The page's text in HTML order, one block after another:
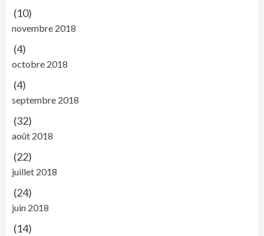
(10)
novembre 2018
(4)
octobre 2018
(4)
septembre 2018
(32)
août 2018
(22)
juillet 2018
(24)
juin 2018
(14)